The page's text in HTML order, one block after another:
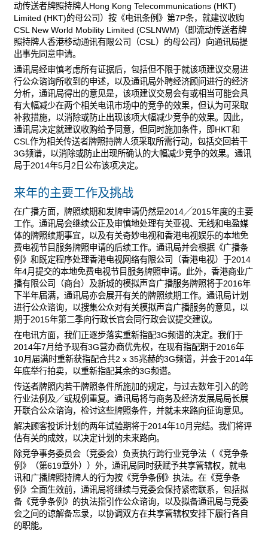
动传送者牌照持牌人Hong Kong Telecommunications (HKT)
Limited (HKT)的母公司）按《电讯条例》第7P条，就建议收购
CSL New World Mobility Limited (CSLNWM)（即流动传送者牌
照持牌人香港移动通讯有限公司（CSL）的母公司）向通讯局提
出事先同意申请。
通讯局经审慎考虑所有证据后，包括但不限于就该项建议交易进
行公众谘询所收到的申述，以及通讯局外聘经济顾问进行的经济
分析，通讯局得出的意见是，该项建议交易会有或相当可能会具
有大幅减少在两个相关电讯巿场中的竞争的效果，但认为可采取
补救措施，以消除或防止出现该项大幅减少竞争的效果。因此，
通讯局决定就建议收购给予同意，但同时施加条件，即HKT和
CSL作为相关传送者牌照持牌人须采取所需行动，包括交回若干
3G频谱，以消除或防止出现所确认的大幅减少竞争的效果。通讯
局于2014年5月2日公布该项决定。
来年的主要工作及挑战
在广播方面，牌照续期和发牌申请仍然是2014╱2015年度的主要
工作。通讯局会继续公正及审慎地处理有关亚视、无线和电盈媒
体的牌照续期事宜，以及有关奇妙电视和香港电视娱乐的本地免
费电视节目服务牌照申请的后续工作。通讯局并会根据《广播条
例》和既定程序处理香港电视网络有限公司（香港电视）于2014
年4月提交的本地免费电视节目服务牌照申请。此外，香港商业广
播有限公司（商台）及新城的模拟声音广播服务牌照将于2016年
下半年届满，通讯局亦会展开有关的牌照续期工作。通讯局计划
进行公众谘询，以搜集公众对有关模拟声音广播服务的意见，以
期于2015年第二季向行政长官会同行政会议提交建议。
在电讯方面，我们正逐步落实重新指配3G频谱的决定。我们于
2014年7月给予现有3G营办商优先权，在现有指配期于2016年
10月届满时重新获指配合共2 x 35兆赫的3G频谱，并会于2014年
年底举行拍卖，以重新指配其余的3G频谱。
传送者牌照内若干牌照条件所施加的规定，与过去数年引入的跨
行业法例及╱或规例重复。通讯局将与商务及经济发展局局长展
开联合公众谘询，检讨这些牌照条件，并就未来路向征询意见。
解决顾客投诉计划的两年试验期将于2014年10月完结。我们将评
估有关的成效，以决定计划的未来路向。
除竞争事务委员会（竞委会）负责执行跨行业竞争法（《竞争条
例》（第619章外））外，通讯局同时获赋予共享管辖权，就电
讯和广播牌照持牌人的行为按《竞争条例》执法。在《竞争条
例》全面生效前，通讯局将继续与竞委会保持紧密联系，包括拟
备《竞争条例》的执法指引作公众谘询，以及拟备通讯局与竞委
会之间的谅解备忘录，以协调双方在共享管辖权安排下履行各自
的职能。